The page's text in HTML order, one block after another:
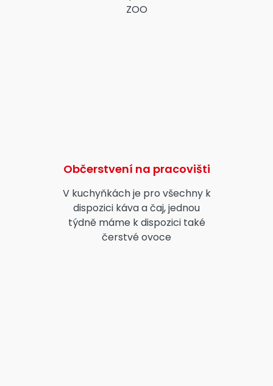
ZOO
Občerstvení na pracovišti
V kuchyňkách je pro všechny k
dispozici káva a čaj, jednou
týdně máme k dispozici také
čerstvé ovoce